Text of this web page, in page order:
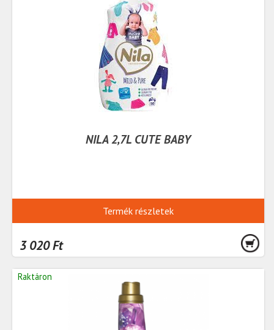
NILA 2,7L CUTE BABY
Termék részletek
3 020 Ft
Raktáron